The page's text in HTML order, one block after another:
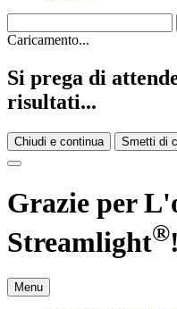
Caricamento...
Si prega di
risultati...
Chiudi e continua Smetti di
Grazie per
Streamlight®!
Menu